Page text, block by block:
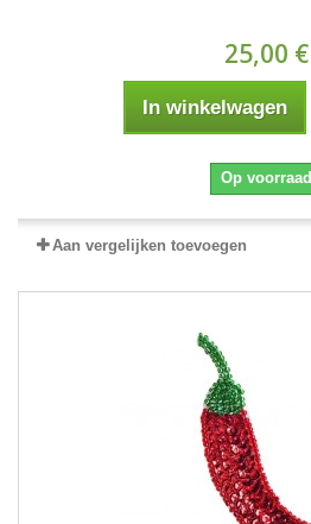
25,00 €
In winkelwagen
Op voorraad
Aan vergelijken toevoegen